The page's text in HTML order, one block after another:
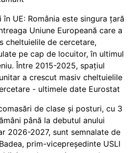
în UE: România este singura țară
Uniune Europeană care a
cheltuielile de cercetare,
pe cap de locuitor, în ultimul
Între 2015-2025, spațiul
a crescut masiv cheltuielile
- ultimele date Eurostat
de clase și posturi, cu 3
până la debutul anului
2026-2027, sunt semnalate de
prim-vicepreședinte USLI